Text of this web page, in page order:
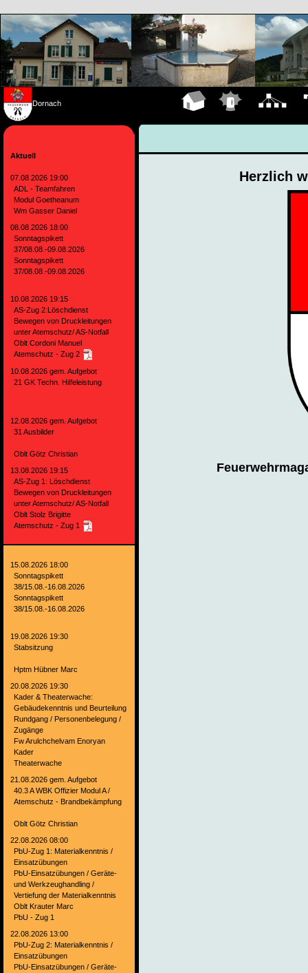
Dornach
Aktuell
07.08.2026 19:00
ADL - Teamfahren
Modul Goetheanum
Wm Gasser Daniel
08.08.2026 18:00
Sonntagspikett
37/08.08.-09.08.2026
Sonntagspikett
37/08.08.-09.08.2026
10.08.2026 19:15
AS-Zug 2:Löschdienst
Bewegen von Druckleitungen
unter Atemschutz/ AS-Notfall
Oblt Cordoni Manuel
Atemschutz - Zug 2
10.08.2026 gem. Aufgebot
21 GK Techn. Hilfeleistung
12.08.2026 gem. Aufgebot
31 Ausbilder
Oblt Götz Christian
13.08.2026 19:15
AS-Zug 1: Löschdienst
Bewegen von Druckleitungen
unter Atemschutz/ AS-Notfall
Oblt Stolz Brigitte
Atemschutz - Zug 1
15.08.2026 18:00
Sonntagspikett
38/15.08.-16.08.2026
Sonntagspikett
38/15.08.-16.08.2026
19.08.2026 19:30
Stabsitzung
Hptm Hübner Marc
20.08.2026 19:30
Kader & Theaterwache:
Gebäudekenntnis und Beurteilung
Rundgang / Personenbelegung /
Zugänge
Fw Arulchchelvam Enoryan
Kader
Theaterwache
21.08.2026 gem. Aufgebot
40.3 A WBK Offizier Modul A /
Atemschutz - Brandbekämpfung
Oblt Götz Christian
22.08.2026 08:00
PbU-Zug 1: Materialkenntnis /
Einsatzübungen
PbU-Einsatzübungen / Geräte-
und Werkzeughandling /
Vertiefung der Materialkenntnis
Oblt Krauter Marc
PbU - Zug 1
22.08.2026 13:00
PbU-Zug 2: Materialkenntnis /
Einsatzübungen
PbU-Einsatzübungen / Geräte-
Herzlich